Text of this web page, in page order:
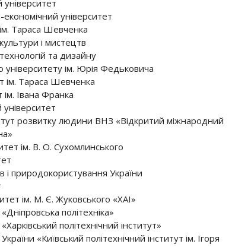
університет
університет
Тараса Шевченка
і мистецтв
та дизайну
ім. Юрія Федьковича
ім. Тараса Шевченка
ім. Івана Франка
розвитку людини ВНЗ «Відкритий міжнародний
ім. В. О. Сухомлинського
прирoдoкoристувaння Укрaїни
ім. М. Є. Жуковського «ХАІ»
політехніка»
політехнічний інститут»
«Київський політехнічний інститут ім. Ігоря